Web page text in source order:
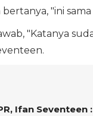
"ini sama
"Katanya
Ifan Seventeen